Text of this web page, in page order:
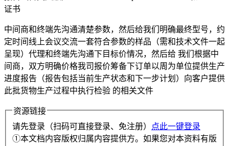
证书
中间商和终端先沟通清楚参数，然后给我们明确最终型号，约
定时间线上会议交流一套符合参数的样品（需和技术文件一起
呈现）代理和终端先沟通下目标价情况，然后给 我们根据中
间商，双方明确价格我司报价筹备下订单以周为单位提供生产
进度报告（报告包括当前生产状态和下一步计划）向客户提供
此批货物生产过程中执行检验 的相关文件
资源链接
请先登录（扫码可直接登录、免注册）
点此一键登录
①本文档内容版权归属内容提供方。如果您对本资料有版